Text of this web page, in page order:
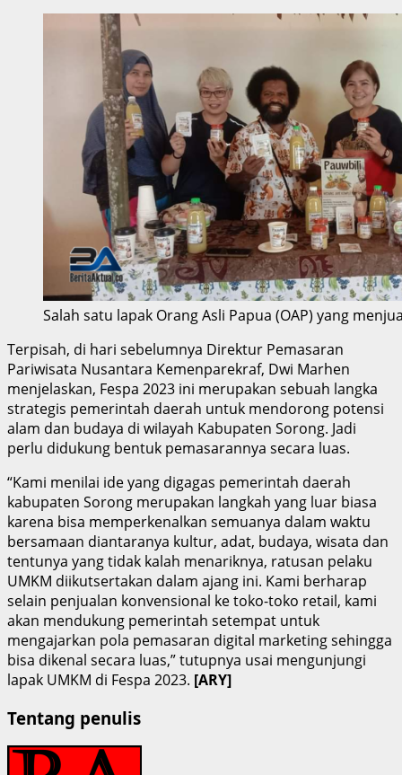
Salah satu lapak Orang Asli Papua (OAP) yang
Terpisah, di hari sebelumnya Direktur Pemasaran
Pariwisata Nusantara Kemenparekraf, Dwi Marhen
menjelaskan, Fespa 2023 ini merupakan sebuah langka
strategis pemerintah daerah untuk mendorong potensi
alam dan budaya di wilayah Kabupaten Sorong. Jadi
perlu didukung bentuk pemasarannya secara luas.
“Kami menilai ide yang digagas pemerintah daerah
kabupaten Sorong merupakan langkah yang luar biasa
karena bisa memperkenalkan semuanya dalam waktu
bersamaan diantaranya kultur, adat, budaya, wisata dan
tentunya yang tidak kalah menariknya, ratusan pelaku
UMKM diikutsertakan dalam ajang ini. Kami berharap
selain penjualan konvensional ke toko-toko retail, kami
akan mendukung pemerintah setempat untuk
mengajarkan pola pemasaran digital marketing sehingga
bisa dikenal secara luas,” tutupnya usai mengunjungi
lapak UMKM di Fespa 2023. [ARY]
Tentang penulis